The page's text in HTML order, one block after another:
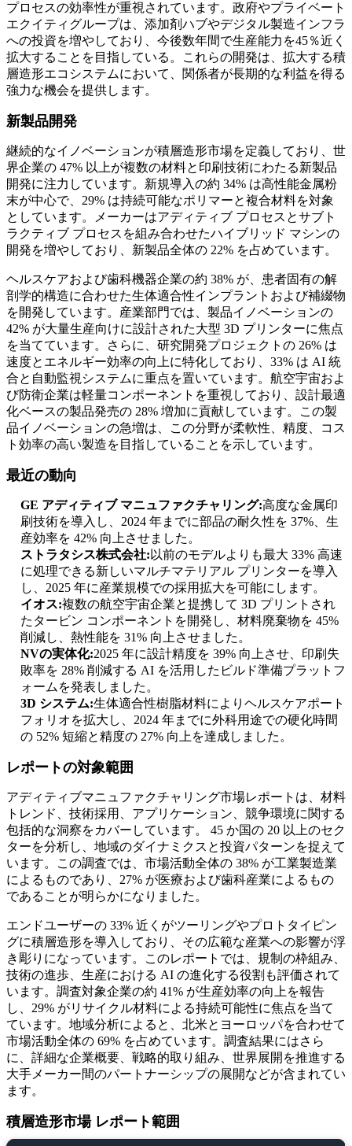
プロセスの効率性が重視されています。政府やプライベート
エクイティグループは、添加剤ハブやデジタル製造インフラ
への投資を増やしており、今後数年間で生産能力を45％近く
拡大することを目指している。これらの開発は、拡大する積
層造形エコシステムにおいて、関係者が長期的な利益を得る
強力な機会を提供します。
新製品開発
継続的なイノベーションが積層造形市場を定義しており、世
界企業の 47% 以上が複数の材料と印刷技術にわたる新製品
開発に注力しています。新規導入の約 34% は高性能金属粉
末が中心で、29% は持続可能なポリマーと複合材料を対象
としています。メーカーはアディティブ プロセスとサブト
ラクティブ プロセスを組み合わせたハイブリッド マシンの
開発を増やしており、新製品全体の 22% を占めています。
ヘルスケアおよび歯科機器企業の約 38% が、患者固有の解
剖学的構造に合わせた生体適合性インプラントおよび補綴物
を開発しています。産業部門では、製品イノベーションの
42% が大量生産向けに設計された大型 3D プリンターに焦点
を当てています。さらに、研究開発プロジェクトの 26% は
速度とエネルギー効率の向上に特化しており、33% は AI 統
合と自動監視システムに重点を置いています。航空宇宙およ
び防衛企業は軽量コンポーネントを重視しており、設計最適
化ベースの製品発売の 28% 増加に貢献しています。この製
品イノベーションの急増は、この分野が柔軟性、精度、コス
ト効率の高い製造を目指していることを示しています。
最近の動向
GE アディティブ マニュファクチャリング:高度な金属印
刷技術を導入し、2024 年までに部品の耐久性を 37%、生
産効率を 42% 向上させました。
ストラタシス株式会社: 以前のモデルよりも最大 33% 高速
に処理できる新しいマルチマテリアル プリンターを導入
し、2025 年に産業規模での採用拡大を可能にします。
イオス:複数の航空宇宙企業と提携して 3D プリントされ
たタービン コンポーネントを開発し、材料廃棄物を 45%
削減し、熱性能を 31% 向上させました。
NVの実体化:2025 年に設計精度を 39% 向上させ、印刷失
敗率を 28% 削減する AI を活用したビルド準備プラットフ
ォームを発表しました。
3D システム:生体適合性樹脂材料によりヘルスケアポート
フォリオを拡大し、2024 年までに外科用途での硬化時間
の 52% 短縮と精度の 27% 向上を達成しました。
レポートの対象範囲
アディティブマニュファクチャリング市場レポートは、材​​料
トレンド、技術採用、アプリケーション、競争環境に関する
包括的な洞察をカバーしています。 45 か国の 20 以上のセク
ターを分析し、地域のダイナミクスと投資パターンを捉えて
います。この調査では、市場活動全体の 38% が工業製造業
によるものであり、27% が医療および歯科産業によるもの
であることが明らかになりました。
エンドユーザーの 33% 近くがツーリングやプロトタイピン
グに積層造形を導入しており、その広範な産業への影響が浮
き彫りになっています。このレポートでは、規制の枠組み、
技術の進歩、生産における AI の進化する役割も評価されて
います。調査対象企業の約 41% が生産効率の向上を報告
し、29% がリサイクル材料による持続可能性に焦点を当て
ています。地域分析によると、北米とヨーロッパを合わせて
市場活動全体の 69% を占めています。調査結果にはさら
に、詳細な企業概要、戦略的取り組み、世界展開を推進する
大手メーカー間のパートナーシップの展開などが含まれてい
ます。
積層造形市場 レポート範囲